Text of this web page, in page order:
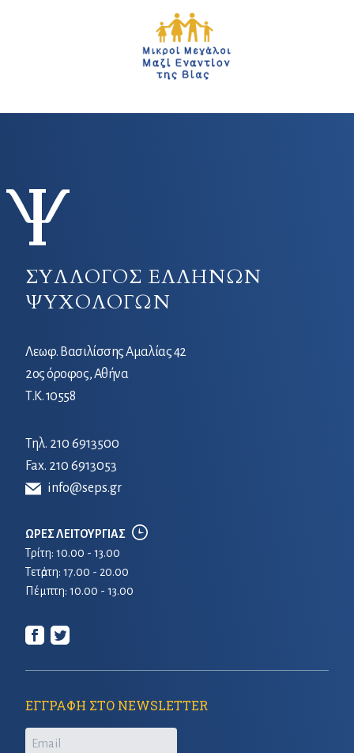
ΣΥΛΛΟΓΟΣ ΕΛΛΗΝΩΝ
ΨΥΧΟΛΟΓΩΝ
Λεωφ. Βασιλίσσης Αμαλίας 42
2ος όροφος, Αθήνα
Τ.Κ. 10558
Τηλ. 210 6913500
Fax. 210 6913053
info@seps.gr
ΩΡΕΣ ΛΕΙΤΟΥΡΓΙΑΣ
Τρίτη: 10.00 - 13.00
Τετἀρτη: 17.00 - 20.00
Πέμπτη: 10.00 - 13.00
ΕΓΓΡΑΦΗ ΣΤΟ NEWSLETTER
Email